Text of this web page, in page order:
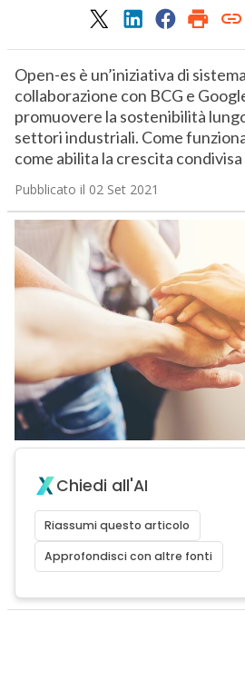
Open-es è un’iniziativa di
collaborazione con BCG e
promuovere la sostenibilità
settori industriali. Come
come abilita la crescita condivisa
Pubblicato il 02 Set 2021
Chiedi all'AI
Riassumi questo articolo
Approfondisci con altre fonti